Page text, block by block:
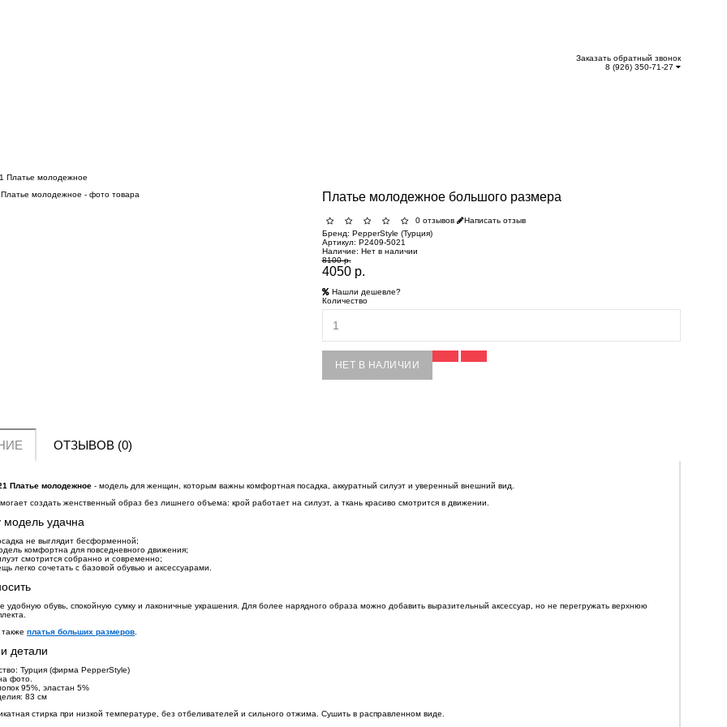
Заказать обратный звонок
8 (926) 350-71-27
Платье молодежное
Платье молодежное большого размера
0 отзывов
Написать отзыв
Бренд: PepperStyle (Турция)
Артикул: P2409-5021
Наличие: Нет в наличии
8100 р.
4050 р.
Нашли дешевле?
Количество
НЕТ В НАЛИЧИИ
ОТЗЫВОВ (0)
Платье молодежное - модель для женщин, которым важны комфортная посадка, аккуратный силуэт и уверенный внешний вид.
создать женственный образ без лишнего объема: крой работает на силуэт, а ткань красиво смотрится в движении.
модель удачна
не выглядит бесформенной;
комфортна для повседневного движения;
смотрится собранно и современно;
легко сочетать с базовой обувью и аксессуарами.
удобную обувь, спокойную сумку и лаконичные украшения. Для более нарядного образа можно добавить выразительный аксессуар, но не перегружать верхнюю
платья больших размеров
детали
Турция (фирма PepperStyle)
фото.
95%, эластан 5%
83 см
стирка при низкой температуре, без отбеливателей и сильного отжима. Сушить в расправленном виде.